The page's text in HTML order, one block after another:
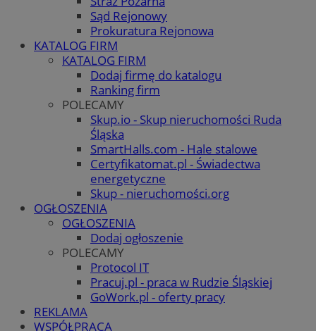
Sąd Rejonowy
Prokuratura Rejonowa
KATALOG FIRM
KATALOG FIRM
Dodaj firmę do katalogu
Ranking firm
POLECAMY
Skup.io - Skup nieruchomości Ruda
Śląska
SmartHalls.com - Hale stalowe
Certyfikatomat.pl - Świadectwa
energetyczne
Skup - nieruchomości.org
OGŁOSZENIA
OGŁOSZENIA
Dodaj ogłoszenie
POLECAMY
Protocol IT
Pracuj.pl - praca w Rudzie Śląskiej
GoWork.pl - oferty pracy
REKLAMA
WSPÓŁPRACA